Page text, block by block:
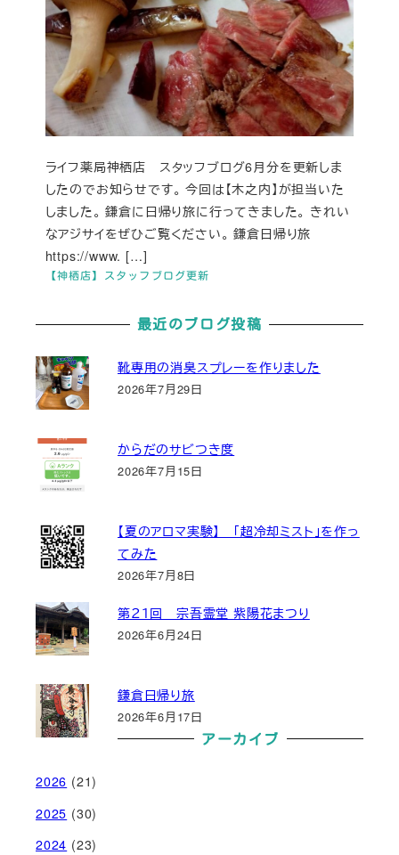
【神栖店】スタッフブログ更新
ライフ薬局神栖店 スタッフブログ6月分を更新しま
したのでお知らせです。 今回は【木之内】が担当いた
しました。 鎌倉に日帰り旅に行ってきました。 きれい
なアジサイをぜひご覧ください。 鎌倉日帰り旅
https://www. […]
最近のブログ投稿
靴専用の消臭スプレーを作りました
2026年7月29日
からだのサビつき度
2026年7月15日
【夏のアロマ実験】 「超冷却ミスト」を作っ
てみた
2026年7月8日
第２１回 宗吾霊堂 紫陽花まつり
2026年6月24日
鎌倉日帰り旅
2026年6月17日
アーカイブ
2026 (21)
2025 (30)
2024 (23)